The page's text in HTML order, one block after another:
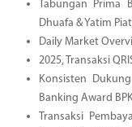
Tabungan Prima
Dhuafa & Yatim
Daily Market
2025, Transaksi
Konsisten
Banking Award
Transaksi